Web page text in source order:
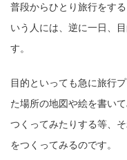
普段からひとり旅行をす
いう人には、逆に一日、
す。
目的といっても急に旅行
た場所の地図や絵を書い
つくってみたりする等、
をつくってみるのです。